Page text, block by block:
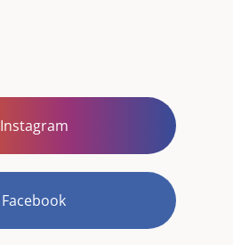
Instagram
Facebook